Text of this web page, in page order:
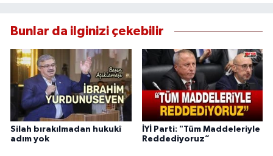
Bunlar da ilginizi çekebilir
Silah bırakılmadan hukukî
adım yok
İYİ Parti: "Tüm Maddeleriyle
Reddediyoruz”